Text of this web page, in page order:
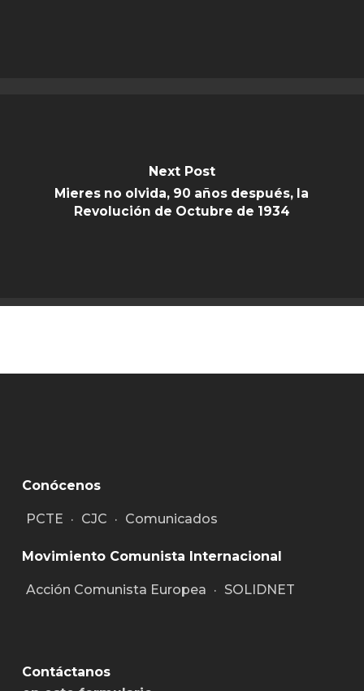
Next Post
Mieres no olvida, 90 años después, la
Revolución de Octubre de 1934
Conócenos
PCTE · CJC · Comunicados
Movimiento Comunista Internacional
Acción Comunista Europea · SOLIDNET
Contáctanos